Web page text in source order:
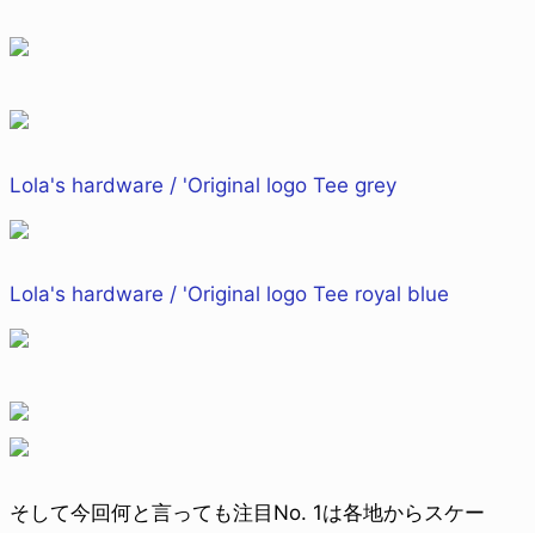
Lola's hardware / 'Original logo Tee grey
Lola's hardware / 'Original logo Tee royal blue
そして今回何と言っても注目No. 1は各地からスケー